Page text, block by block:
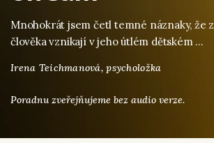
Mnohokrát jsem četl temné náznaky, že
člověka vznikají v jeho útlém dětském …
Irena Teichmanová,psycholožka
Poradnu zveřejňujeme bez audio verze.